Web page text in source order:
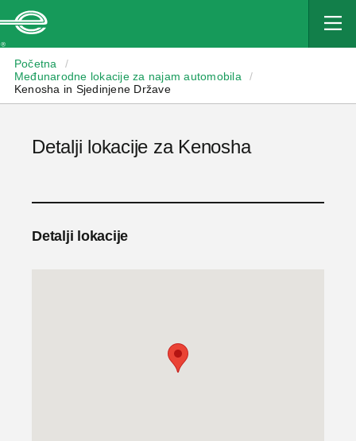
Početna
/
Međunarodne lokacije za najam automobila
/
Kenosha in Sjedinjene Države
Detalji lokacije za Kenosha
Detalji lokacije